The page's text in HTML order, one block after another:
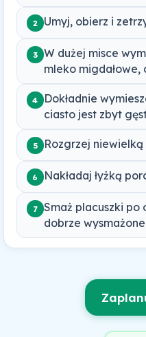
2 Umyj, obierz i
3
W dużej misce
mleko migdałowe,
4 Dokładnie
ciasto jest zbyt
5 Rozgrzej
6 Nakładaj łyżką
7
Smaż placuszki po
dobrze